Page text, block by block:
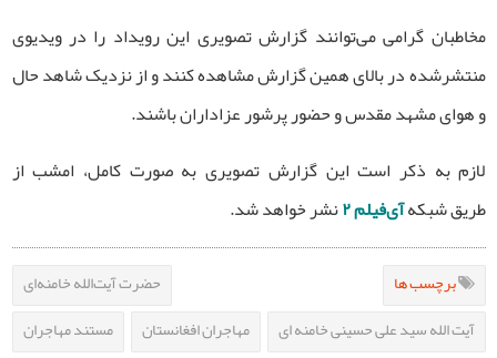
مخاطبان گرامی می‌توانند گزارش تصویری این رویداد را در ویدیوی
منتشرشده در بالای همین گزارش مشاهده کنند و از نزدیک شاهد حال
و هوای مشهد مقدس و حضور پرشور عزاداران باشند.
لازم به ذکر است این گزارش تصویری به صورت کامل، امشب از
طریق شبکهآی‌فیلم ۲ نشر خواهد شد.
برچسب ها
حضرت آیت‌الله خامنه‌ای
آیت الله سید علی حسینی خامنه ای
مهاجران افغانستان
مستند مهاجران